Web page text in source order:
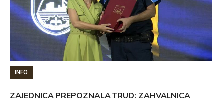
INFO
ZAJEDNICA PREPOZNALA TRUD: ZAHVALNICA